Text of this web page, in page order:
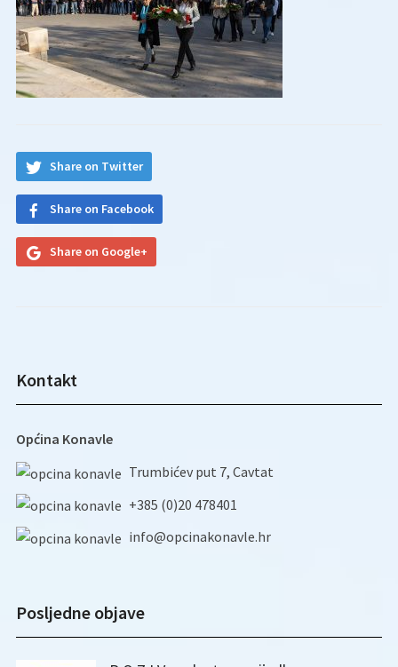
Share on Twitter
Share on Facebook
Share on Google+
Kontakt
Općina Konavle
Trumbićev put 7, Cavtat
+385 (0)20 478401
info@opcinakonavle.hr
Posljedne objave